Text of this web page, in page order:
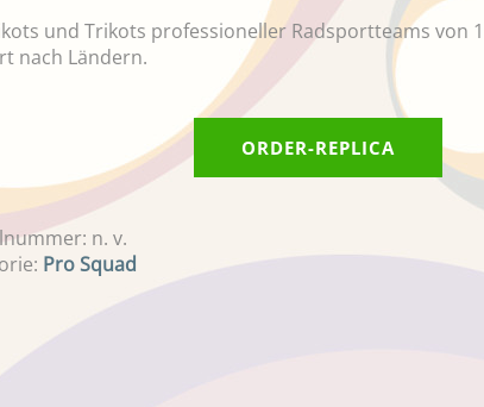
und Trikots professioneller Radsportteams von
nach Ländern.
ORDER-REPLICA
n. v.
Pro Squad